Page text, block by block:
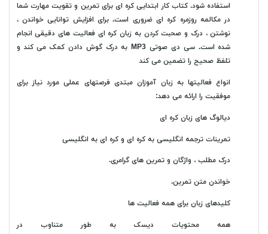
استفاده شود. کتاب کار ابتدایی کره ای برای تمرین و تقویت مهارت شما
در مکالمه روزمره کره ای ضروری است. برای افزایش توانایی خواندن ،
نوشتن ، درک و صحبت کردن به زبان کره ای فعالیت های دقیقی انجام
شده است. سی دی صوتی MP3 به درک گوش دادن کمک می کند و
تلفظ صحیح را تضمین می کند
انواع فعالیتها به زبان آموزان مبتدی فرصتهای عملی مورد نیاز برای
موفقیت را ارائه می دهد:
دیالوگ های زبان کره ای
تمرینات ترجمه انگلیسی به کره ای و کره ای به انگلیسی
درک مطلب ، واژگان و تمرین های گرامری.
خواندن متن تمرین.
کلیدهای زبان برای همه فعالیت ها
همه محتویات دیسک به طور متناوب در